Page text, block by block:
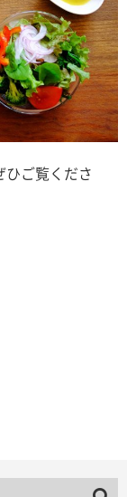
ご覧くださ